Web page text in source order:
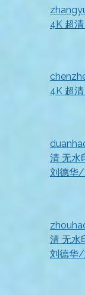
4K 超
4K 超
清 无水
刘德华
清 无水
刘德华